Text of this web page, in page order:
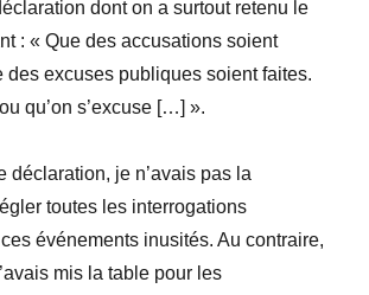
dont on a surtout retenu le
: « Que des accusations soient
des excuses publiques soient faites.
qu’on s’excuse […] ».
déclaration, je n’avais pas la
toutes les interrogations
événements inusités. Au contraire,
mis la table pour les